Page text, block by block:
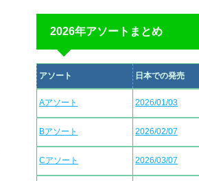
2026年アソートまとめ
アソート 日本での発売
Aアソート 2026/01/03
Bアソート 2026/02/07
Cアソート 2026/03/07